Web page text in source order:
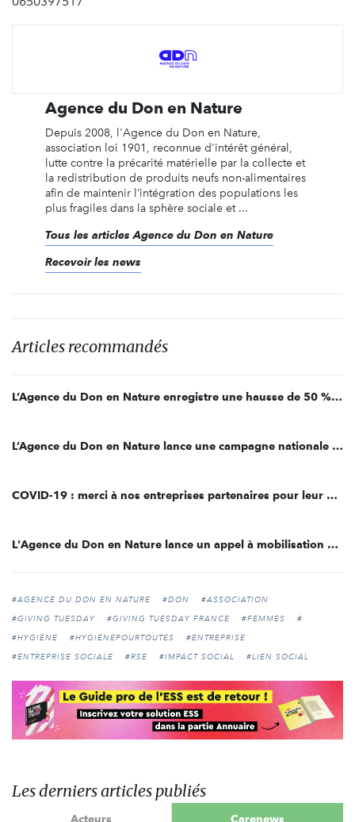
Agence du Don en Nature
Depuis 2008, l'Agence du Don en Nature,
association loi 1901, reconnue d'intérêt général,
lutte contre la précarité matérielle par la collecte et
la redistribution de produits neufs non-alimentaires
afin de maintenir l’intégration des populations les
plus fragiles dans la sphère sociale et ...
Tous les articles Agence du Don en Nature
Recevoir les news
Articles recommandés
L’Agence du Don en Nature enregistre une hausse de 50 % des demandes en produits non-alimentaire de première nécessité depuis le début de la crise sanitaire
L’Agence du Don en Nature lance une campagne nationale #HygiènePourToutes pour lutter contre la précarité féminine menstruelle
COVID-19 : merci à nos entreprises partenaires pour leur mobilisation !
L'Agence du Don en Nature lance un appel à mobilisation pour un Noël Solidaire
#AGENCE DU DON EN NATURE #DON
#ASSOCIATION
#GIVING TUESDAY
#GIVING TUESDAY FRANCE #FEMMES
#
#HYGIÈNE
#HYGIÈNEPOURTOUTES
#ENTREPRISE
#ENTREPRISE SOCIALE
#RSE #IMPACT SOCIAL #LIEN SOCIAL
Les derniers articles publiés
Acteurs Carenews